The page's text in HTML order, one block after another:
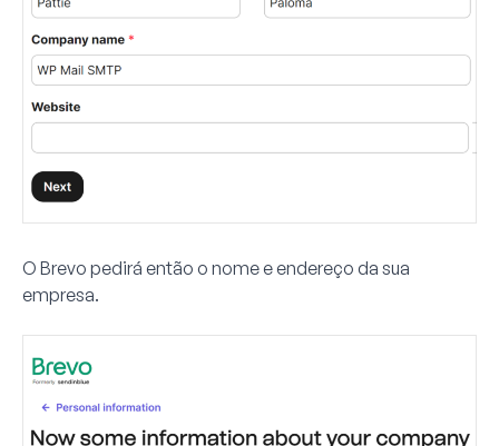
O Brevo pedirá então o nome e endereço da sua
empresa.